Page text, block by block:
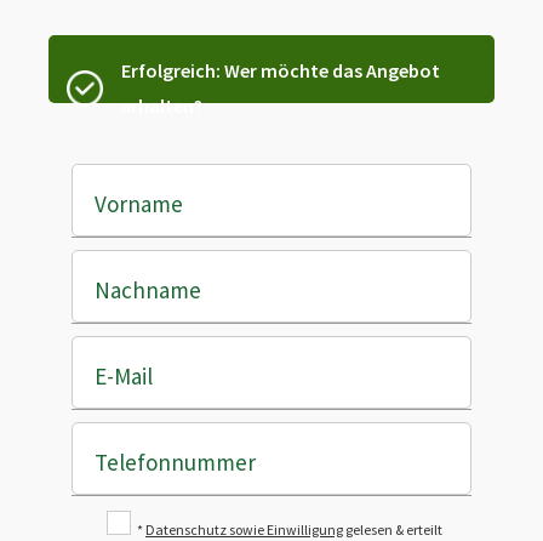
Erfolgreich: Wer möchte das Angebot
erhalten?
Vorname
Nachname
E-Mail
Telefonnummer
* Datenschutz sowie Einwilligung gelesen & erteilt